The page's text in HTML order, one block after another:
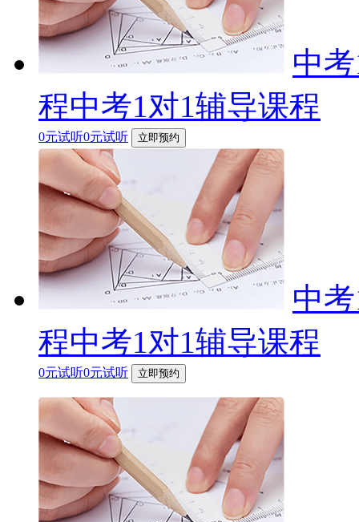
中
程中考1对1辅导课程
0元试听0元试听 立即预约
中
程中考1对1辅导课程
0元试听0元试听 立即预约